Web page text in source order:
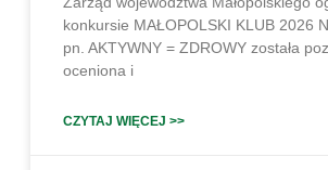
konkursie MAŁOPOLSKI KLUB 2026
pn. AKTYWNY = ZDROWY została
oceniona i
CZYTAJ WIĘCEJ >>